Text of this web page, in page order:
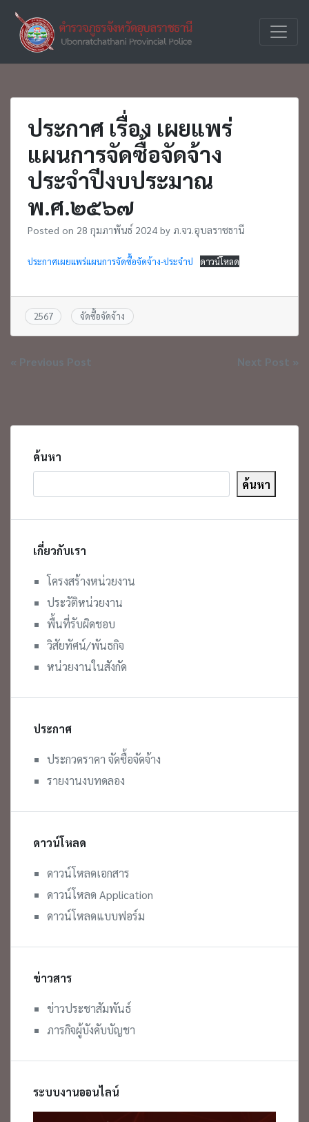
content
ภ.จว.อุ
ตำรวจภูธร
ประกาศ เรื่อง เผยแพร่
แผนการจัดซื้อจัดจ้าง
ประจำปีงบประมาณ
พ.ศ.๒๕๖๗
Posted on 28 กุมภาพันธ์ 2024 by ภ.จว.อุบลราชธานี
ประกาศเผยแพร่แผนการจัดซื้อจัดจ้าง-ประจำป ดาวน์โหลด
2567 จัดซื้อจัดจ้าง
แนะแนว
« Previous Post Next Post »
ค้นหา
ค้นหา
เกี่ยวกับเรา
โครงสร้างหน่วยงาน
ประวัติหน่วยงาน
พื้นที่รับผิดชอบ
วิสัยทัศน์/พันธกิจ
หน่วยงานในสังกัด
ประกาศ
ประกวดราคา จัดซื้อจัดจ้าง
รายงานงบทดลอง
ดาวน์โหลด
ดาวน์โหลดเอกสาร
ดาวน์โหลด Application
ดาวน์โหลดแบบฟอร์ม
ข่าวสาร
ข่าวประชาสัมพันธ์
ภารกิจผู้บังคับบัญชา
ระบบงานออนไลน์